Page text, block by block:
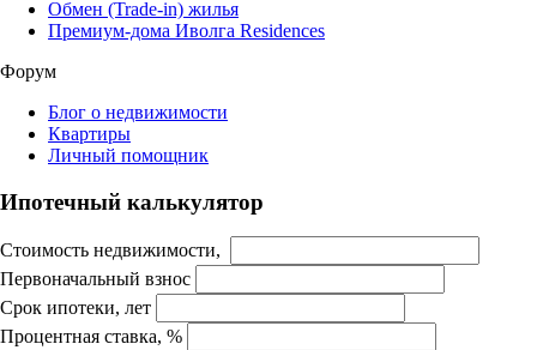
Обмен (Trade-in) жилья
Премиум-дома Иволга Residences
Форум
Блог о недвижимости
Квартиры
Личный помощник
Ипотечный калькулятор
Стоимость недвижимости,
Первоначальный взнос
Срок ипотеки, лет
Процентная ставка, %